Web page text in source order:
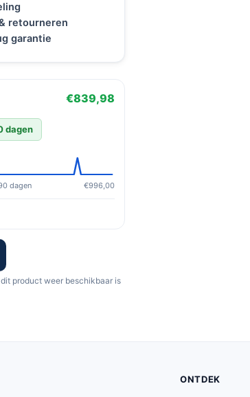
retourneren
garantie
€839,98
dagen
dagen €996,00
product weer beschikbaar is
ONTDEK